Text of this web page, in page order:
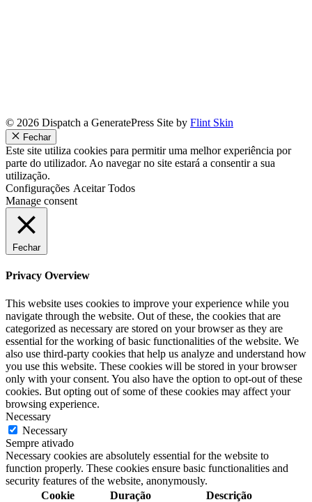
© 2026 Dispatch a GeneratePress Site by Flint Skin
Fechar
Este site utiliza cookies para permitir uma melhor experiência por
parte do utilizador. Ao navegar no site estará a consentir a sua
utilização.
Configurações Aceitar Todos
Manage consent
Fechar
Privacy Overview
This website uses cookies to improve your experience while you
navigate through the website. Out of these, the cookies that are
categorized as necessary are stored on your browser as they are
essential for the working of basic functionalities of the website. We
also use third-party cookies that help us analyze and understand how
you use this website. These cookies will be stored in your browser
only with your consent. You also have the option to opt-out of these
cookies. But opting out of some of these cookies may affect your
browsing experience.
Necessary
Necessary
Sempre ativado
Necessary cookies are absolutely essential for the website to
function properly. These cookies ensure basic functionalities and
security features of the website, anonymously.
Cookie
Duração Descrição